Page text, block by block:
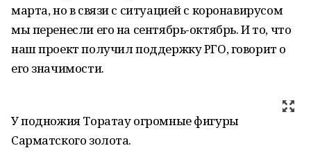
марта, но в связи с ситуацией с коронавирусом
мы перенесли его на сентябрь-октябрь. И то, что
наш проект получил поддержку РГО, говорит о
его значимости.
У подножия Торатау огромные фигуры
Сарматского золота.